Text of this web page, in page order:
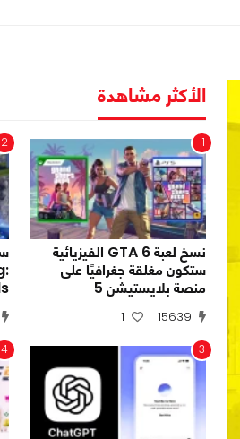
الأكثر مشاهدة
1
نسخ لعبة GTA 6 الفيزيائية
ستكون مغلقة جغرافيًا على
منصة بلايستيشن 5
15639
1
2
3
4